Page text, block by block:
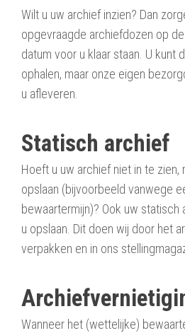
Wilt u uw archief inzien? Dan
opgevraagde archiefdozen op
datum voor u klaar staan. U kunt
ophalen, maar onze eigen
u afleveren.
Statisch archief
Hoeft u uw archief niet in te zien,
opslaan (bijvoorbeeld vanwege
bewaartermijn)? Ook uw statisch
u opslaan. Dit doen wij door het
verpakken en in ons
Wanneer het (wettelijke)